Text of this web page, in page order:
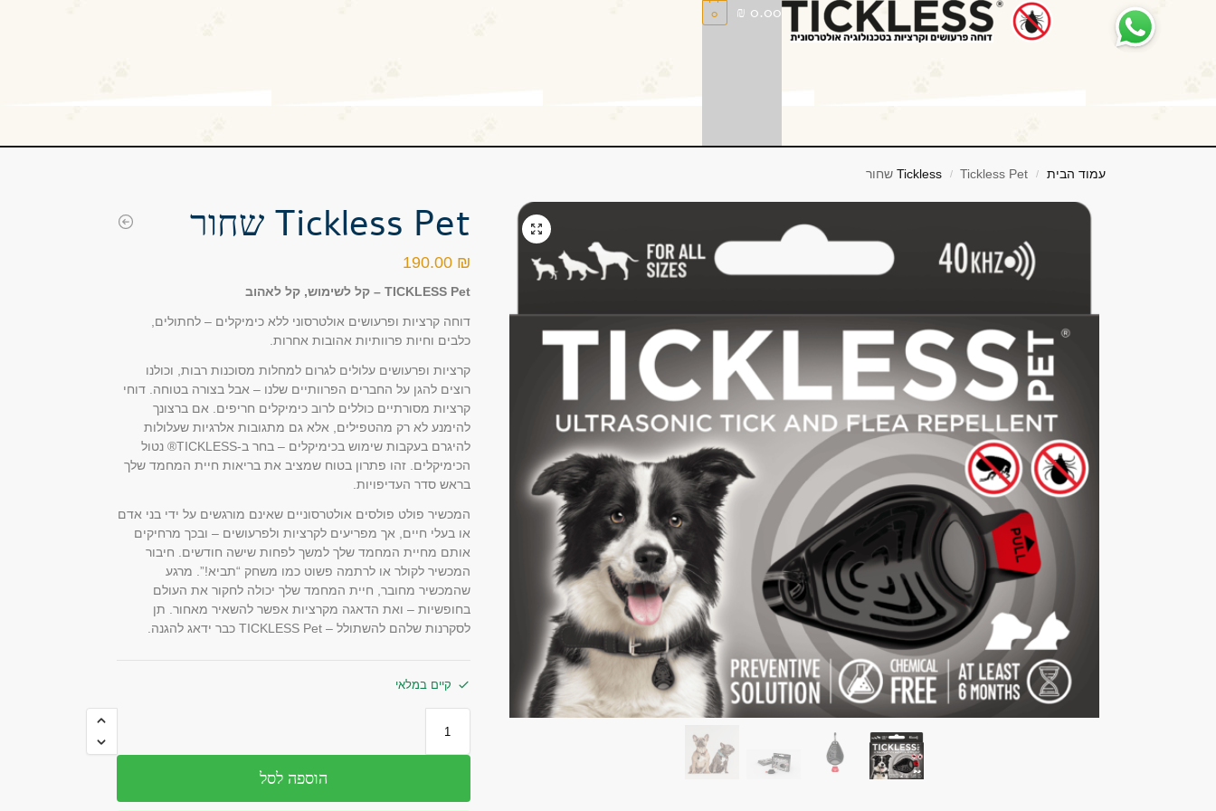
0.00
₪
0
עמוד הבית /
Tickless / Tickless Pet שחור
Tickless Pet שחור
190.00 ₪
TICKLESS Pet – קל לשימוש, קל לאהוב
דוחה קרציות ופרעושים אולטרסוני ללא כימיקלים – לחתולים,
כלבים וחיות פרוותיות אהובות אחרות.
קרציות ופרעושים עלולים לגרום למחלות מסוכנות רבות, וכולנו
רוצים להגן על החברים הפרוותיים שלנו – אבל בצורה בטוחה. דוחי
קרציות מסורתיים כוללים לרוב כימיקלים חריפים. אם ברצונך
להימנע לא רק מהטפילים, אלא גם מתגובות אלרגיות שעלולות
להיגרם בעקבות שימוש בכימיקלים – בחר ב-TICKLESS® נטול
הכימיקלים. זהו פתרון בטוח שמציב את בריאות חיית המחמד שלך
בראש סדר העדיפויות.
המכשיר פולט פולסים אולטרסוניים שאינם מורגשים על ידי בני אדם
או בעלי חיים, אך מפריעים לקרציות ולפרעושים – ובכך מרחיקים
אותם מחיית המחמד שלך למשך לפחות שישה חודשים. חיבור
המכשיר לקולר או לרתמה פשוט כמו משחק “תביא!”. מרגע
שהמכשיר מחובר, חיית המחמד שלך יכולה לחקור את העולם
בחופשיות – ואת הדאגה מקרציות אפשר להשאיר מאחור. תן
לסקרנות שלהם להשתולל – TICKLESS Pet כבר ידאג להגנה.
קיים במלאי
הוספה לסל